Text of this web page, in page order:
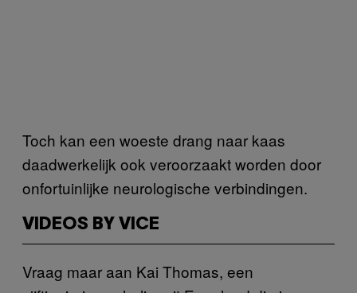
Toch kan een woeste drang naar kaas
daadwerkelijk ook veroorzaakt worden door
onfortuinlijke neurologische verbindingen.
VIDEOS BY VICE
Vraag maar aan Kai Thomas, een